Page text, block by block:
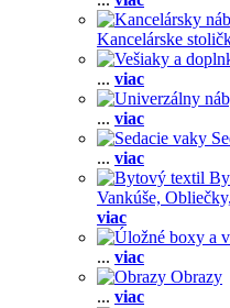
Kancelárske
... viac
... viac
... viac
Vankúše, Obliečky,
viac
... viac
Obrazy
... viac